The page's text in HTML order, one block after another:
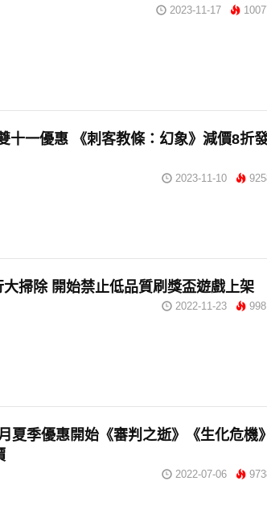
2023-11-17
十一優惠 《刺客教條：幻象》減價8折
2023-11-10
掃除 開始禁止低品質刷獎盃遊戲上架
2022-11-23
夏季優惠開始《審判之逝》《生化危機》
2022-07-06